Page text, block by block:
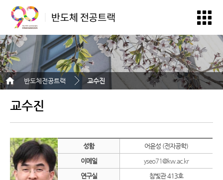
반도체전공트랙 교수진
교수진
성함
어윤성 (전자공학)
이메일
yseo71@kw.ac.kr
연구실
참빛관 413호